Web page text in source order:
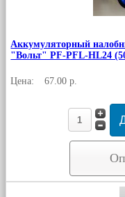
Аккумуляторный
"Вольт" PF-PFL-HL24
Цена: 67.00 р.